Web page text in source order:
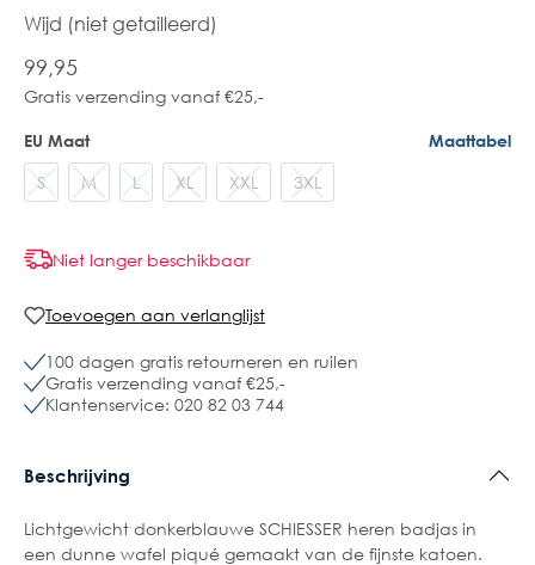
Wijd (niet getailleerd)
99,95
Gratis verzending vanaf €25,-
EU Maat Maattabel
S M L XL XXL 3XL
Niet langer beschikbaar
Toevoegen aan verlanglijst
100 dagen gratis retourneren en ruilen
Gratis verzending vanaf €25,-
Klantenservice: 020 82 03 744
Beschrijving
Lichtgewicht donkerblauwe SCHIESSER heren badjas in
een dunne wafel piqué gemaakt van de fijnste katoen.